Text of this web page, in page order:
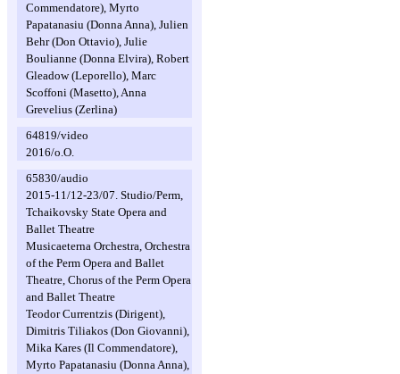
Commendatore), Myrto
Papatanasiu (Donna Anna), Julien
Behr (Don Ottavio), Julie
Boulianne (Donna Elvira), Robert
Gleadow (Leporello), Marc
Scoffoni (Masetto), Anna
Grevelius (Zerlina)
64819/video
2016/o.O.
65830/audio
2015-11/12-23/07. Studio/Perm,
Tchaikovsky State Opera and
Ballet Theatre
Musicaeterna Orchestra, Orchestra
of the Perm Opera and Ballet
Theatre, Chorus of the Perm Opera
and Ballet Theatre
Teodor Currentzis (Dirigent),
Dimitris Tiliakos (Don Giovanni),
Mika Kares (Il Commendatore),
Myrto Papatanasiu (Donna Anna),